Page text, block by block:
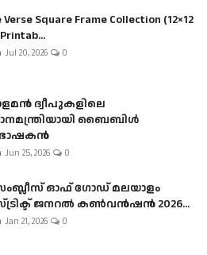
Verse Square Frame Collection (12×12
Jul 20, 2026 0
ദ്വീപുകളിലെ
ബൈബിൾ
Jun 25, 2026 0
ഓഫ് ഗോഡ് മലയാളം
ജനറൽ കൺവൻഷൻ 2026...
Jan 21, 2026 0